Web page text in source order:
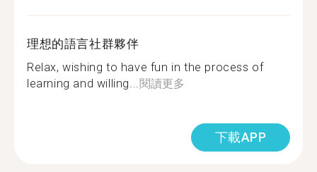
理想的語言社群夥伴
Relax, wishing to have fun in the process of
learning and willing...閱讀更多
下載APP